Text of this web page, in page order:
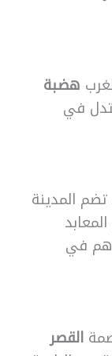
هضبة
في
المدينة
في
القصر